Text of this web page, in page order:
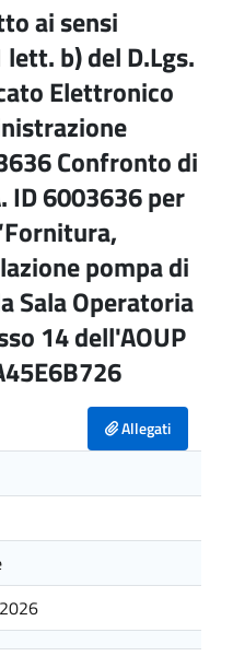
ai sensi
b) del D.Lgs.
Elettronico
Confronto di
ID 6003636 per
pompa di
Sala Operatoria
14 dell'AOUP
Allegati